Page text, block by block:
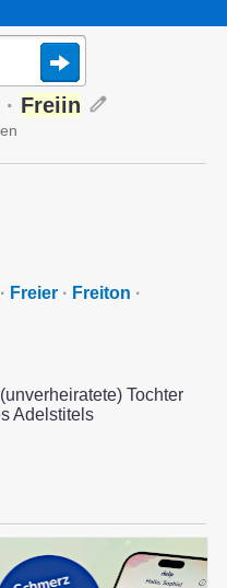
· Freiin
· Freier · Freiton ·
Tochter
Adelstitels